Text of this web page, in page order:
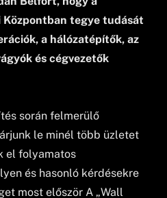
Központban tegye tudását
a hálózatépítők, az
és cégvezetők
során felmerülő
le minél több üzletet
el folyamatos
és hasonló kérdésekre
most először A „Wall